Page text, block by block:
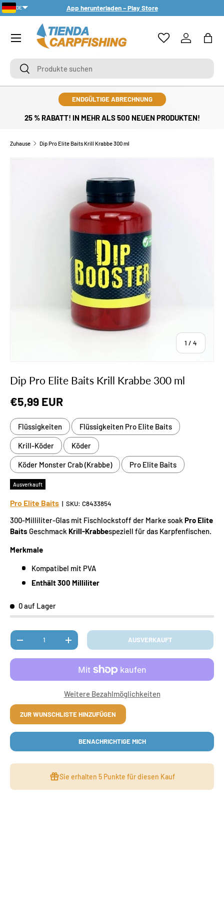
DIREKT ZUM INHALT
App herunterladen – Play Store
SuchenSuchen
Einloggen
ENDGÜLTIGE ABRECHNUNG
25 % RABATT! IN MEHR ALS 500 NEUEN PRODUKTEN!
Zuhause Dip Pro Elite Baits Krill Krabbe 300 ml
1 / von
4
Dip Pro Elite Baits Krill Krabbe 300 ml
Normaler Preis
€5,99 EUR
Flüssigkeiten Flüssigkeiten Pro Elite Baits
Krill-Köder Köder
Köder Monster Crab (Krabbe) Pro Elite Baits
Ausverkauft
Pro Elite Baits | SKU: C8433854
300-Milliliter-Glas mit Fischlockstoff der Marke soak Pro Elite
Baits Geschmack Krill-Krabbespeziell für das Karpfenfischen.
Merkmale
Kompatibel mit PVA
Enthält 300 Milliliter
0 auf Lager
Anzahl
MENGE VERRINGERNMENGE ERHÖHEN AUSVERKAUFT
Weitere Bezahlmöglichkeiten
ZUR WUNSCHLISTE HINZUFÜGEN
BENACHRICHTIGE MICH
Sie erhalten 5 Punkte für diesen Kauf
DE